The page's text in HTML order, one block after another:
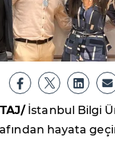
İstanbul Bilgi
hayata